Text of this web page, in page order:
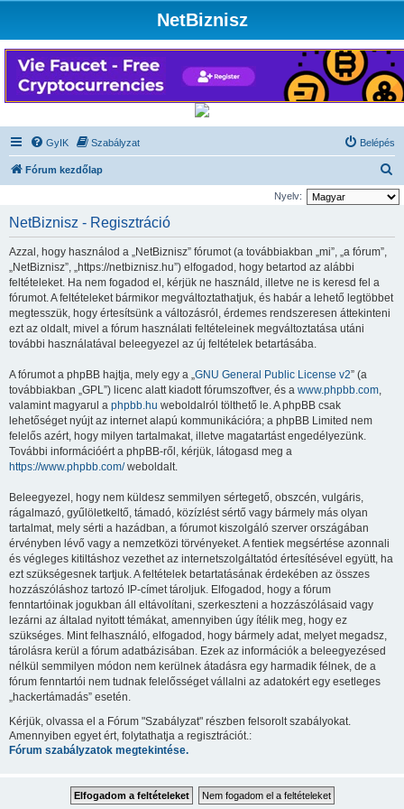
NetBiznisz
GyIK Szabályzat Belépés
Fórum kezdőlap
e
Nyelv:
NetBiznisz - Regisztráció
Azzal, hogy használod a „NetBiznisz” fórumot (a továbbiakban „mi”, „a fórum”,
„NetBiznisz”, „https://netbiznisz.hu”) elfogadod, hogy betartod az alábbi
feltételeket. Ha nem fogadod el, kérjük ne használd, illetve ne is keresd fel a
fórumot. A feltételeket bármikor megváltoztathatjuk, és habár a lehető legtöbbet
megtesszük, hogy értesítsünk a változásról, érdemes rendszeresen áttekinteni
ezt az oldalt, mivel a fórum használati feltételeinek megváltoztatása utáni
további használatával beleegyezel az új feltételek betartásába.
A fórumot a phpBB hajtja, mely egy a „GNU General Public License v2” (a
továbbiakban „GPL”) licenc alatt kiadott fórumszoftver, és a www.phpbb.com,
valamint magyarul a phpbb.hu weboldalról tölthető le. A phpBB csak
lehetőséget nyújt az internet alapú kommunikációra; a phpBB Limited nem
felelős azért, hogy milyen tartalmakat, illetve magatartást engedélyezünk.
További információért a phpBB-ről, kérjük, látogasd meg a
https://www.phpbb.com/weboldalt.
Beleegyezel, hogy nem küldesz semmilyen sértegető, obszcén, vulgáris,
rágalmazó, gyűlöletkeltő, támadó, közízlést sértő vagy bármely más olyan
tartalmat, mely sérti a hazádban, a fórumot kiszolgáló szerver országában
érvényben lévő vagy a nemzetközi törvényeket. A fentiek megsértése azonnali
és végleges kitiltáshoz vezethet az internetszolgáltatód értesítésével együtt, ha
ezt szükségesnek tartjuk. A feltételek betartatásának érdekében az összes
hozzászóláshoz tartozó IP-címet tároljuk. Elfogadod, hogy a fórum
fenntartóinak jogukban áll eltávolítani, szerkeszteni a hozzászólásaid vagy
lezárni az általad nyitott témákat, amennyiben úgy ítélik meg, hogy ez
szükséges. Mint felhasználó, elfogadod, hogy bármely adat, melyet megadsz,
tárolásra kerül a fórum adatbázisában. Ezek az információk a beleegyezésed
nélkül semmilyen módon nem kerülnek átadásra egy harmadik félnek, de a
fórum fenntartói nem tudnak felelősséget vállalni az adatokért egy esetleges
„hackertámadás” esetén.
Kérjük, olvassa el a Fórum "Szabályzat" részben felsorolt szabályokat.
Amennyiben egyet ért, folytathatja a regisztrációt.:
Fórum szabályzatok megtekintése.